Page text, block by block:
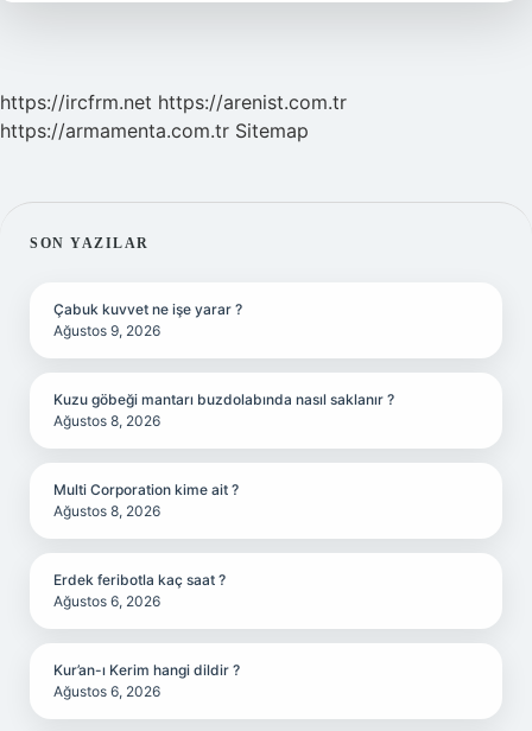
https://ircfrm.net https://arenist.com.tr
https://armamenta.com.tr Sitemap
SIDEBAR
SON YAZILAR
Çabuk kuvvet ne işe yarar ?
Ağustos 9, 2026
Kuzu göbeği mantarı buzdolabında nasıl saklanır ?
Ağustos 8, 2026
Multi Corporation kime ait ?
Ağustos 8, 2026
Erdek feribotla kaç saat ?
Ağustos 6, 2026
Kur’an-ı Kerim hangi dildir ?
Ağustos 6, 2026